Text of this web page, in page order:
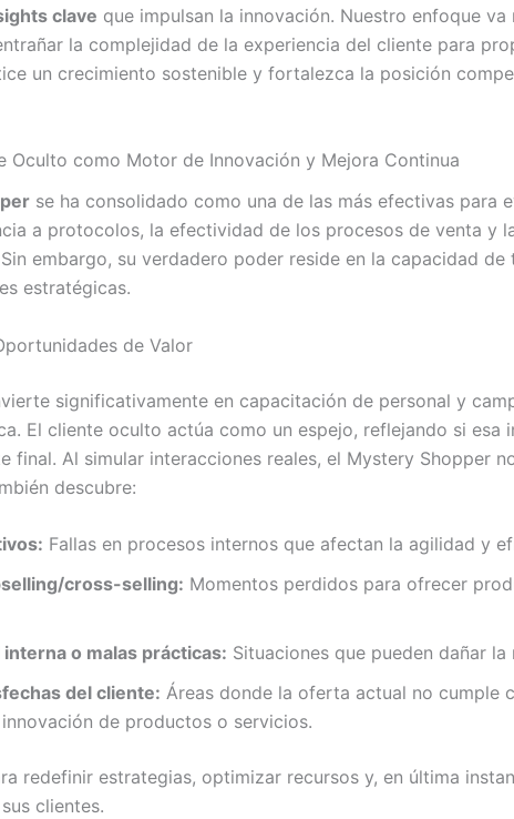
clave que impulsan la innovación. Nuestro enfoque va
la complejidad de la experiencia del cliente para
un crecimiento sostenible y fortalezca la posición
Oculto como Motor de Innovación y Mejora Continua
se ha consolidado como una de las más efectivas para
a protocolos, la efectividad de los procesos de venta y
embargo, su verdadero poder reside en la capacidad de
estratégicas.
de Valor
significativamente en capacitación de personal y
El cliente oculto actúa como un espejo, reflejando si esa
final. Al simular interacciones reales, el Mystery Shopper
descubre:
Fallas en procesos internos que afectan la agilidad y
cross-selling: Momentos perdidos para ofrecer
o malas prácticas: Situaciones que pueden dañar
del cliente: Áreas donde la oferta actual no cumple
de productos o servicios.
redefinir estrategias, optimizar recursos y, en última
clientes.